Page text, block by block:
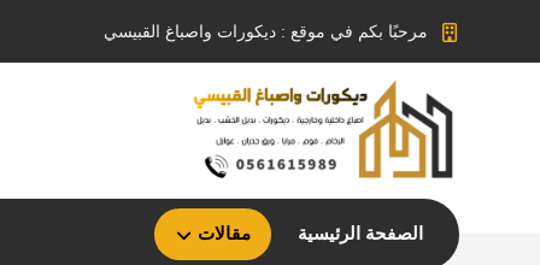
مرحبًا بكم في موقع : ديكورات واصباغ القبيسي
الصفحة الرئيسية مقالات